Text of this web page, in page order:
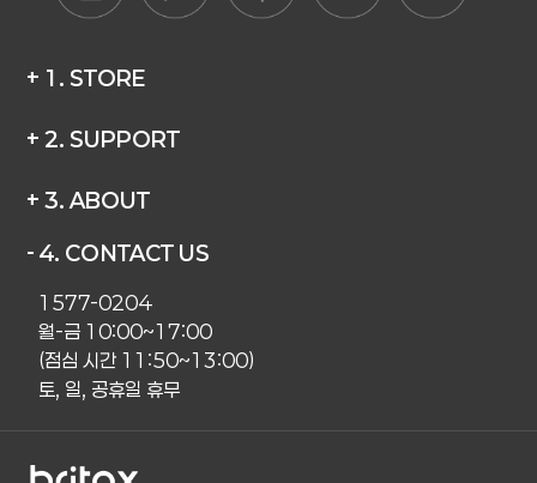
+ 1. STORE
+ 2. SUPPORT
+ 3. ABOUT
- 4. CONTACT US
1577-0204
월-금 10:00~17:00
(점심 시간 11:50~13:00)
토, 일, 공휴일 휴무